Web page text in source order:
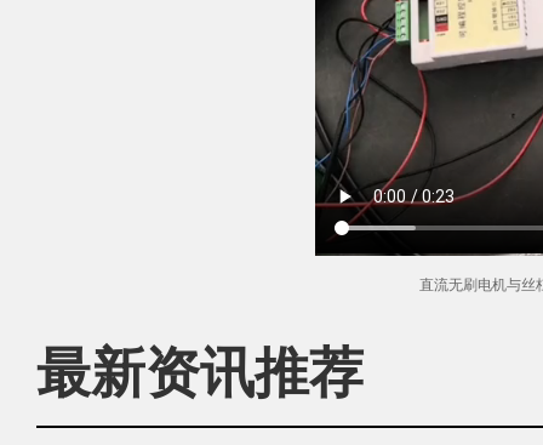
直流无刷电机与丝
最新资讯推荐